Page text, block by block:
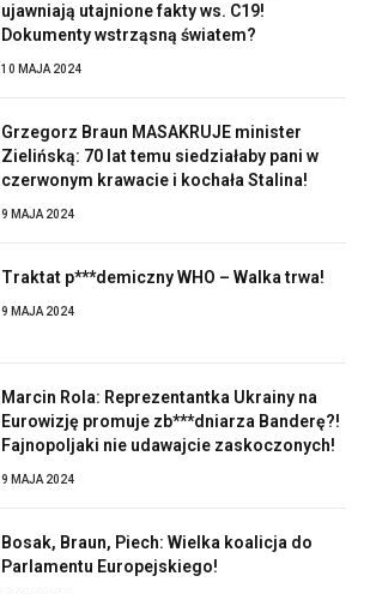
ujawniają utajnione fakty ws. C19!
Dokumenty wstrząsną światem?
10 MAJA 2024
Grzegorz Braun MASAKRUJE minister
Zielińską: 70 lat temu siedziałaby pani w
czerwonym krawacie i kochała Stalina!
9 MAJA 2024
Traktat p***demiczny WHO – Walka trwa!
9 MAJA 2024
Marcin Rola: Reprezentantka Ukrainy na
Eurowizję promuje zb***dniarza Banderę?!
Fajnopoljaki nie udawajcie zaskoczonych!
9 MAJA 2024
Bosak, Braun, Piech: Wielka koalicja do
Parlamentu Europejskiego!